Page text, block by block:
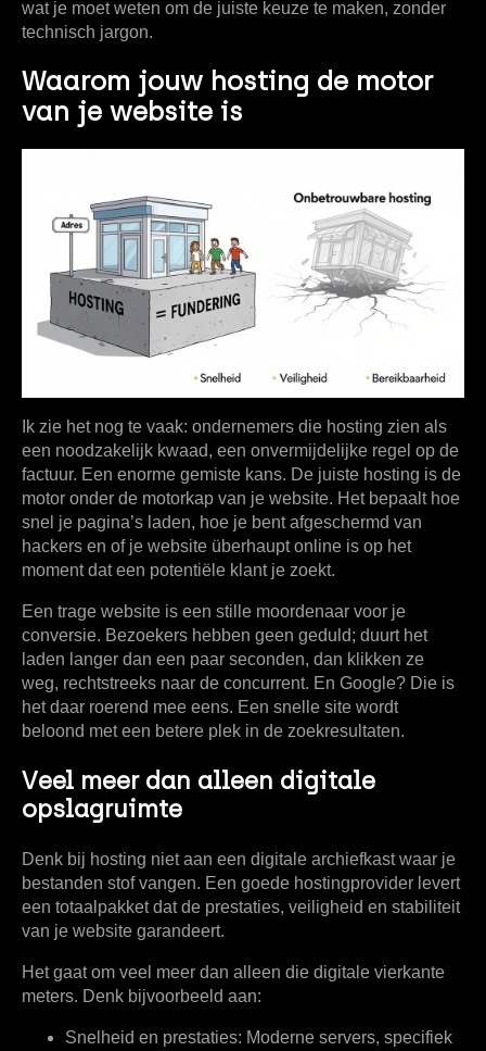
wat je moet weten om de juiste keuze te maken, zonder
technisch jargon.
Waarom jouw hosting de motor
van je website is
Ik zie het nog te vaak: ondernemers die hosting zien als
een noodzakelijk kwaad, een onvermijdelijke regel op de
factuur. Een enorme gemiste kans. De juiste hosting is de
motor onder de motorkap van je website. Het bepaalt hoe
snel je pagina’s laden, hoe je bent afgeschermd van
hackers en of je website überhaupt online is op het
moment dat een potentiële klant je zoekt.
Een trage website is een stille moordenaar voor je
conversie. Bezoekers hebben geen geduld; duurt het
laden langer dan een paar seconden, dan klikken ze
weg, rechtstreeks naar de concurrent. En Google? Die is
het daar roerend mee eens. Een snelle site wordt
beloond met een betere plek in de zoekresultaten.
Veel meer dan alleen digitale
opslagruimte
Denk bij hosting niet aan een digitale archiefkast waar je
bestanden stof vangen. Een goede hostingprovider levert
een totaalpakket dat de prestaties, veiligheid en stabiliteit
van je website garandeert.
Het gaat om veel meer dan alleen die digitale vierkante
meters. Denk bijvoorbeeld aan:
Snelheid en prestaties: Moderne servers, specifiek